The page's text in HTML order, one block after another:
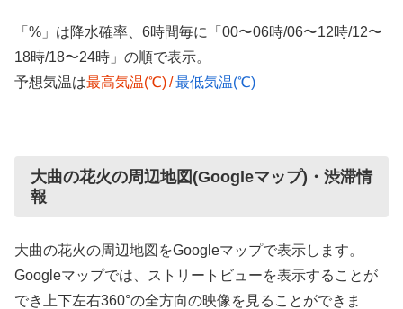
「%」は降水確率、6時間毎に「00〜06時/06〜12時/12〜
18時/18〜24時」の順で表示。
予想気温は最高気温(℃)/最低気温(℃)
大曲の花火の周辺地図(Googleマップ)・渋滞情
報
大曲の花火の周辺地図をGoogleマップで表示します。
Googleマップでは、ストリートビューを表示することが
でき上下左右360°の全方向の映像を見ることができま